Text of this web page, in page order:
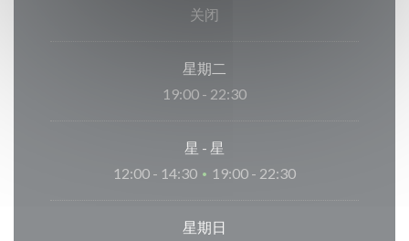
关闭
星期二
19:00 - 22:30
星 - 星
12:00 - 14:30 • 19:00 - 22:30
星期日